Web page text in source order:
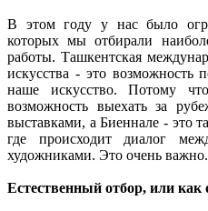
В этом году у нас было
которых мы отбирали
работы. Ташкентская
искусства - это возможность
наше искусство. Потому
возможность выехать за
выставками, а Биеннале - это
где происходит диалог
художниками. Это очень важно.
Естественный отбор, или как